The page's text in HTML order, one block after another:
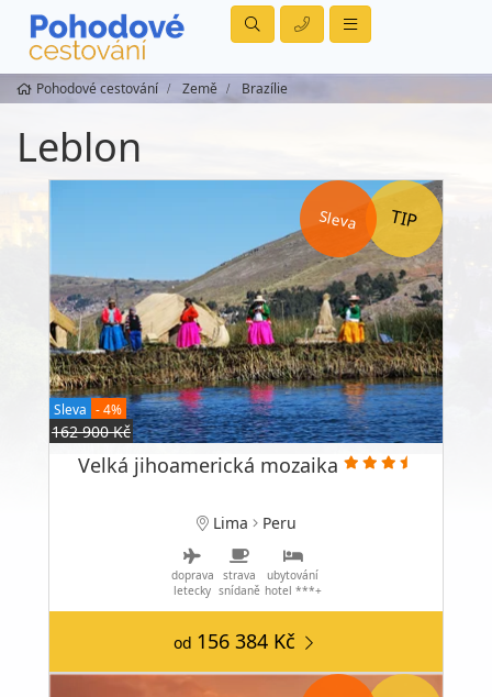
Pohodové cestování Země Brazílie
Leblon
Sleva
Sleva - 4%
162 900 Kč
Velká jihoamerická mozaika
Lima Peru
doprava
letecky
strava
snídaně
ubytování
hotel ***+
od 156 384 Kč